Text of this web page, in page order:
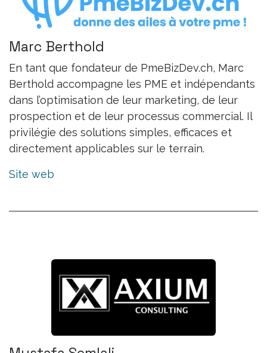
Marc Berthold
En tant que fondateur de PmeBizDev.ch, Marc
Berthold accompagne les PME et indépendants
dans l’optimisation de leur marketing, de leur
prospection et de leur processus commercial. Il
privilégie des solutions simples, efficaces et
directement applicables sur le terrain.
Site web